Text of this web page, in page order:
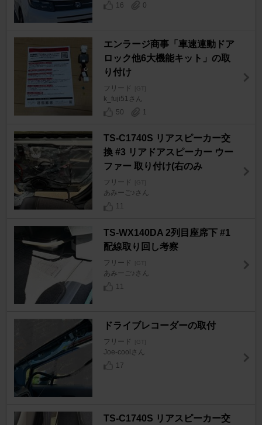
16
0
エンラージ商事「車速連動ドア
ロック他6大機能キット」の取
り付け
フリード [GT]
k_fuji51さん
50
1
TS-C1740S リアスピーカー交
換 #3 リアドアスピーカー ウー
ファー 取り付け(右のみ
フリード [GT]
あみーご♪さん
11
TS-WX140DA 2列目座席下 #1
配線取り回し考察
フリード [GT]
あみーご♪さん
11
ドライブレコーダーの取付
フリード [GT]
Joe-coolさん
17
TS-C1740S リアスピーカー交